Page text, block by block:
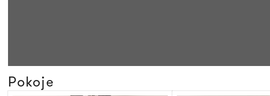
Pokoje